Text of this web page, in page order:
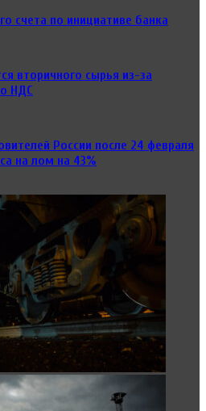
счета по инициативе банка
вторичного сырья из-за
НДС
России после 24 февраля
на лом на 43%